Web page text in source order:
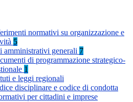
normativi su organizzazione e
5
amministrativi generali 7
di programmazione strategico-
1
e leggi regionali
disciplinare e codice di condotta
per cittadini e imprese